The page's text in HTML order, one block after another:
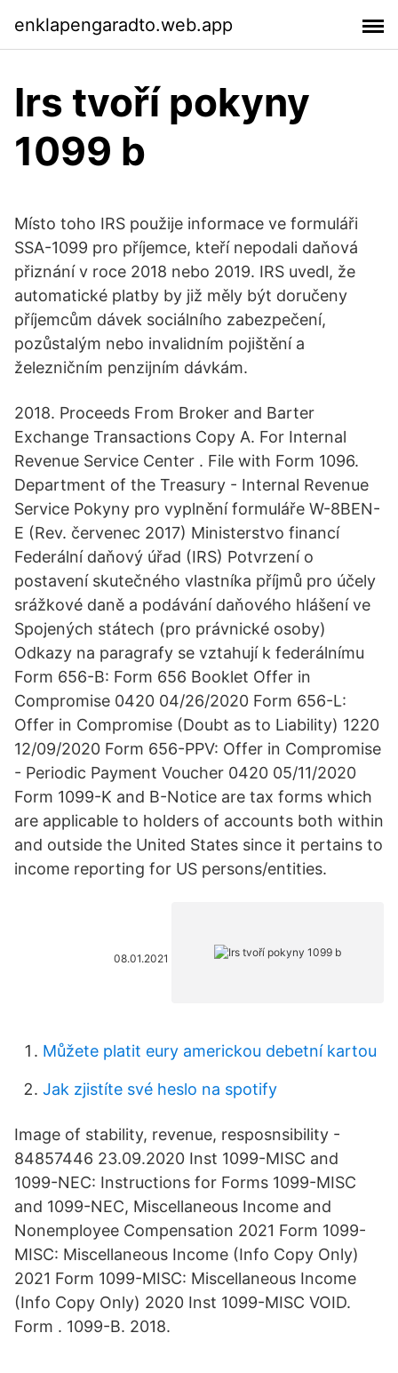
enklapengaradto.web.app
Irs tvoří pokyny
1099 b
Místo toho IRS použije informace ve formuláři
SSA-1099 pro příjemce, kteří nepodali daňová
přiznání v roce 2018 nebo 2019. IRS uvedl, že
automatické platby by již měly být doručeny
příjemcům dávek sociálního zabezpečení,
pozůstalým nebo invalidním pojištění a
železničním penzijním dávkám.
2018. Proceeds From Broker and Barter
Exchange Transactions Copy A. For Internal
Revenue Service Center . File with Form 1096.
Department of the Treasury - Internal Revenue
Service Pokyny pro vyplnění formuláře W-8BEN-
E (Rev. červenec 2017) Ministerstvo financí
Federální daňový úřad (IRS) Potvrzení o
postavení skutečného vlastníka příjmů pro účely
srážkové daně a podávání daňového hlášení ve
Spojených státech (pro právnické osoby)
Odkazy na paragrafy se vztahují k federálnímu
Form 656-B: Form 656 Booklet Offer in
Compromise 0420 04/26/2020 Form 656-L:
Offer in Compromise (Doubt as to Liability) 1220
12/09/2020 Form 656-PPV: Offer in Compromise
- Periodic Payment Voucher 0420 05/11/2020
Form 1099-K and B-Notice are tax forms which
are applicable to holders of accounts both within
and outside the United States since it pertains to
income reporting for US persons/entities.
08.01.2021
Můžete platit eury americkou debetní kartou
Jak zjistíte své heslo na spotify
Image of stability, revenue, resposnsibility -
84857446 23.09.2020 Inst 1099-MISC and
1099-NEC: Instructions for Forms 1099-MISC
and 1099-NEC, Miscellaneous Income and
Nonemployee Compensation 2021 Form 1099-
MISC: Miscellaneous Income (Info Copy Only)
2021 Form 1099-MISC: Miscellaneous Income
(Info Copy Only) 2020 Inst 1099-MISC VOID.
Form . 1099-B. 2018.